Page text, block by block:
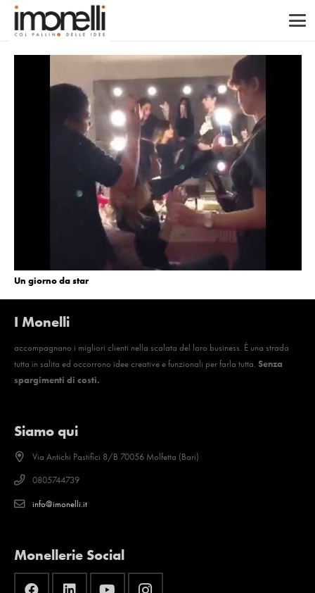
Un giorno da star
I Monelli
accompagnano i migliori clienti nella scalata del loro business. È una strada
tutta in salita ed occorrono idee creative e funzionali per farla tutta. Senza
spargimenti di costi.
Siamo qui
Via Antichi Pastifici 8/B 70056 Molfetta (Bari)
0805744739
info@imonelli.it
Monellerie Social